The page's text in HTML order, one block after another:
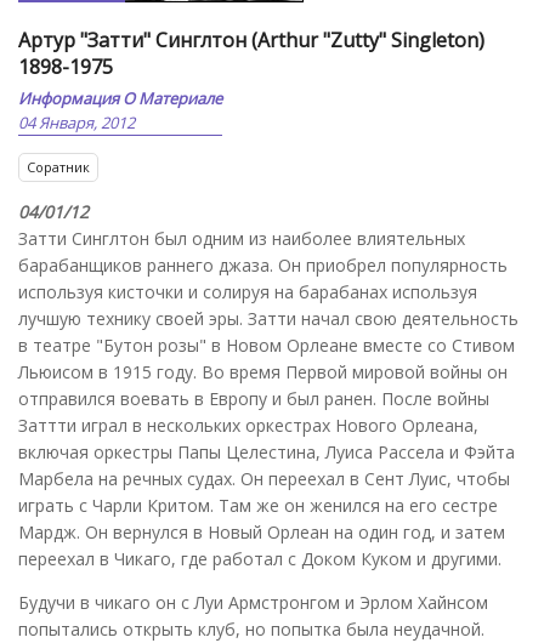
Артур "Затти" Синглтон (Arthur "Zutty" Singleton)
1898-1975
Информация О Материале
04 Января, 2012
Соратник
04/01/12
Затти Синглтон был одним из наиболее влиятельных
барабанщиков раннего джаза. Он приобрел популярность
используя кисточки и солируя на барабанах используя
лучшую технику своей эры. Затти начал свою деятельность
в театре "Бутон розы" в Новом Орлеане вместе со Стивом
Льюисом в 1915 году. Во время Первой мировой войны он
отправился воевать в Европу и был ранен. После войны
Заттти играл в нескольких оркестрах Нового Орлеана,
включая оркестры Папы Целестина, Луиса Рассела и Фэйта
Марбела на речных судах. Он переехал в Сент Луис, чтобы
играть с Чарли Критом. Там же он женился на его сестре
Мардж. Он вернулся в Новый Орлеан на один год, и затем
переехал в Чикаго, где работал с Доком Куком и другими.
Будучи в чикаго он с Луи Армстронгом и Эрлом Хайнсом
попытались открыть клуб, но попытка была неудачной.